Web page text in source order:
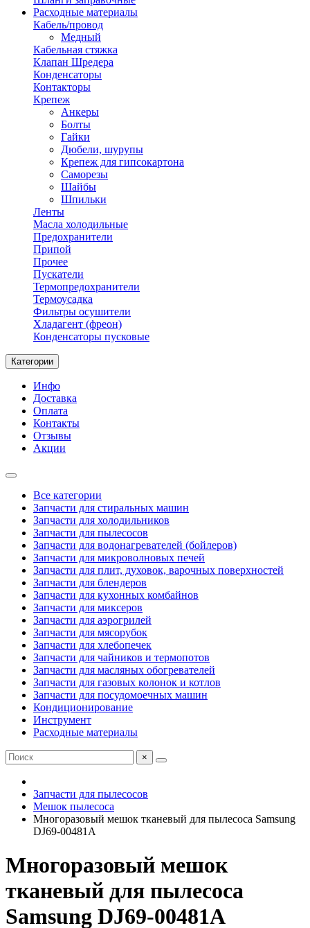
Расходные материалы
Кабель/провод
Медный
Кабельная стяжка
Клапан Шредера
Конденсаторы
Контакторы
Крепеж
Анкеры
Болты
Гайки
Дюбели, шурупы
Крепеж для гипсокартона
Саморезы
Шайбы
Шпильки
Ленты
Масла холодильные
Предохранители
Припой
Прочее
Пускатели
Термопредохранители
Термоусадка
Фильтры осушители
Хладагент (фреон)
Конденсаторы пусковые
Категории
Инфо
Доставка
Оплата
Контакты
Отзывы
Акции
Все категории
Запчасти для стиральных машин
Запчасти для холодильников
Запчасти для пылесосов
Запчасти для водонагревателей (бойлеров)
Запчасти для микроволновых печей
Запчасти для плит, духовок, варочных поверхностей
Запчасти для блендеров
Запчасти для кухонных комбайнов
Запчасти для миксеров
Запчасти для аэрогрилей
Запчасти для мясорубок
Запчасти для хлебопечек
Запчасти для чайников и термопотов
Запчасти для масляных обогревателей
Запчасти для газовых колонок и котлов
Запчасти для посудомоечных машин
Кондиционирование
Инструмент
Расходные материалы
×
Запчасти для пылесосов
Мешок пылесоса
Многоразовый мешок тканевый для пылесоса Samsung
DJ69-00481A
Многоразовый мешок
тканевый для пылесоса
Samsung DJ69-00481A